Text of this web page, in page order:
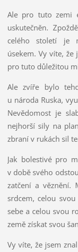
Ale pro tuto zemi
uskutečněn.
celého století je
úsekem. Vy víte,
pro tuto důležitou
Ale zvíře bylo
u národa Ruska,
Nevědomost je
nejhorší sily na
zbraní v rukách sil
Jak bolestivé pro
v době svého
zatčení a věznění.
srdcem, celou
sebe a celou svou
země získat svou
Vy víte, že jsem